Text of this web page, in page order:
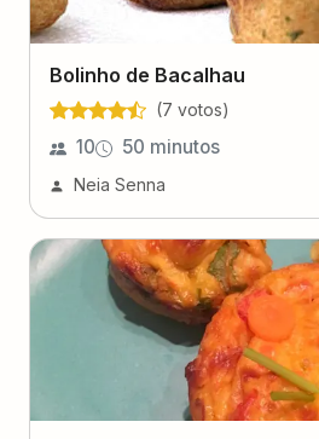
Bolinho de Bacalhau
(7 votos)
10 50 minutos
Neia Senna